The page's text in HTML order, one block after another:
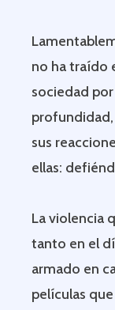
no ha traído
sociedad
sus
ellas:
La violencia
tanto en el
armado en
películas